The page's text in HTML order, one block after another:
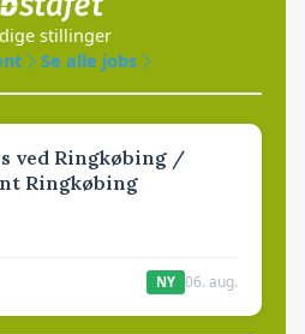
stillinger
Se alle jobs
ved Ringkøbing /
Ringkøbing
NY 06. aug.